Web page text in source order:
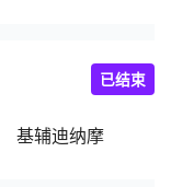
基辅迪纳摩
已结束